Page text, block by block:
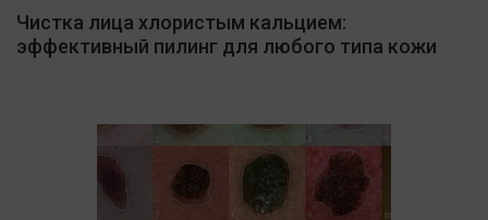
Чистка лица хлористым кальцием:
эффективный пилинг для любого типа кожи